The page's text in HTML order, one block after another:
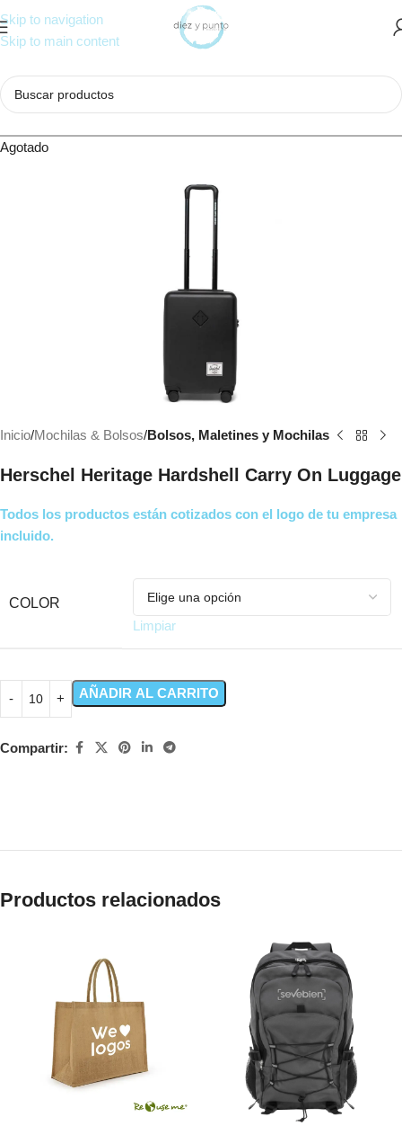
Skip to navigation
Skip to main content
Agotado
Inicio Mochilas & Bolsos Bolsos, Maletines y Mochilas
Herschel Heritage Hardshell Carry On Luggage
Todos los productos están cotizados con el logo de tu empresa
incluido.
COLOR
Limpiar
AÑADIR AL CARRITO
Compartir:
Productos relacionados